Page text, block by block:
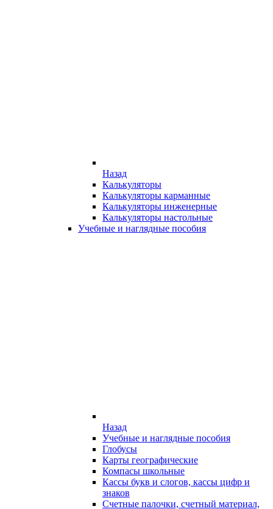
Назад
Калькуляторы
Калькуляторы карманные
Калькуляторы инженерные
Калькуляторы настольные
Учебные и наглядные пособия
Назад
Учебные и наглядные пособия
Глобусы
Карты географические
Компасы школьные
Кассы букв и слогов, кассы цифр и
знаков
Счетные палочки, счетный материал,